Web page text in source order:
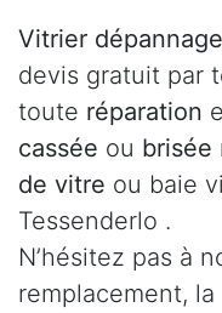
Vitrier dépannage
devis gratuit par
toute réparation
cassée ou brisée
de vitre ou baie
Tessenderlo .
N’hésitez pas à
remplacement,